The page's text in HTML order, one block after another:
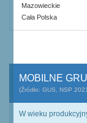
Mazowieckie
Cała Polska
MOBILNE
(Źródło: GUS, NSP
W wieku